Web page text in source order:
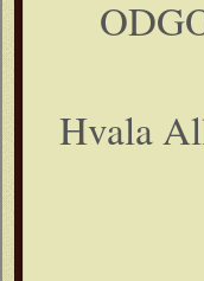
Hvala